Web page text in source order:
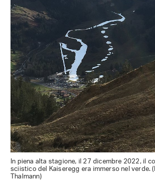
In piena alta stagione, il 27 dicembre 2022, il
sciistico del Kaiseregg era immerso nel verde.
Thalmann)